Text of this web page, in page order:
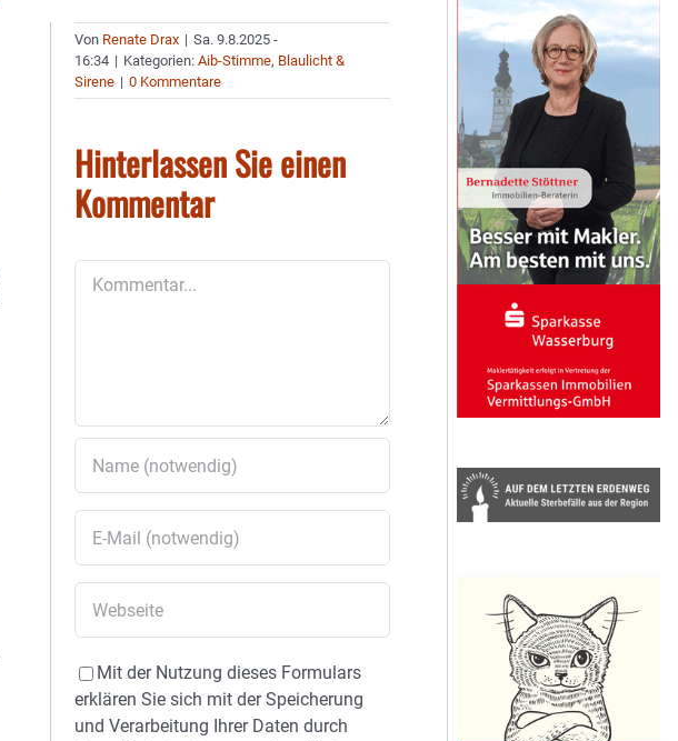
Von Renate Drax | Sa. 9.8.2025 -
16:34 | Kategorien:Aib-Stimme, Blaulicht &
Sirene | 0 Kommentare
Hinterlassen Sie einen
Kommentar
Mit der Nutzung dieses Formulars
erklären Sie sich mit der Speicherung
und Verarbeitung Ihrer Daten durch